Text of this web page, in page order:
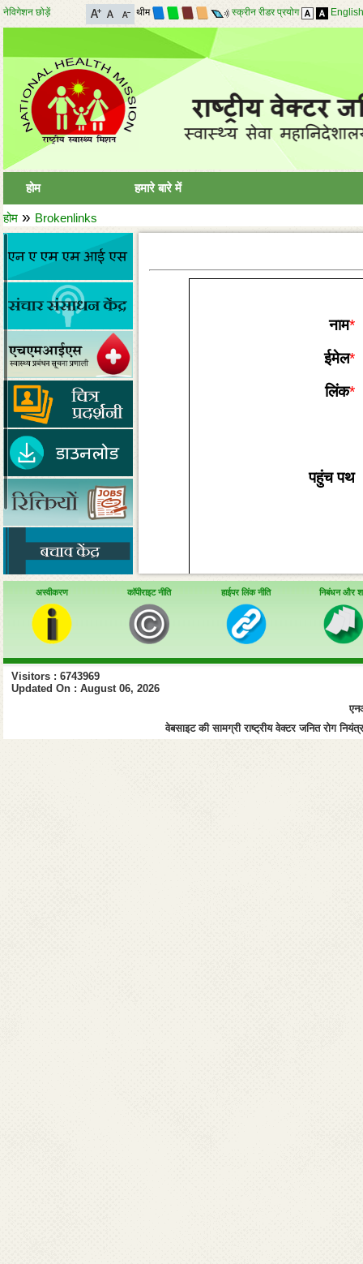
नेविगेशन छोड़ें थीम स्क्रीन रीडर प्रयोग English
होम हमारे बारे में
होम » Brokenlinks
नाम*
ईमेल*
लिंक*
पहुंच पथ
अस्वीकरण कॉपीराइट नीति हाईपर लिंक नीति निबंधन और
Visitors : 6743969
Updated On : August 06, 2026
वेबसाइट की सामग्री राष्ट्रीय वेक्टर जनित रोग